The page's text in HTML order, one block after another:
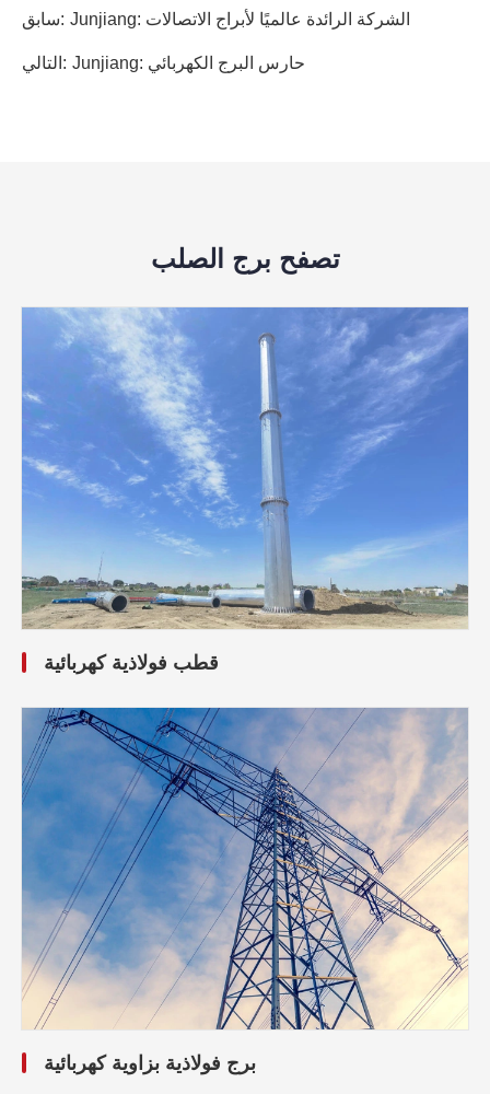
سابق: Junjiang: الشركة الرائدة عالميًا لأبراج الاتصالات
التالي: Junjiang: حارس البرج الكهربائي
تصفح برج الصلب
قطب فولاذية كهربائية
برج فولاذية بزاوية كهربائية